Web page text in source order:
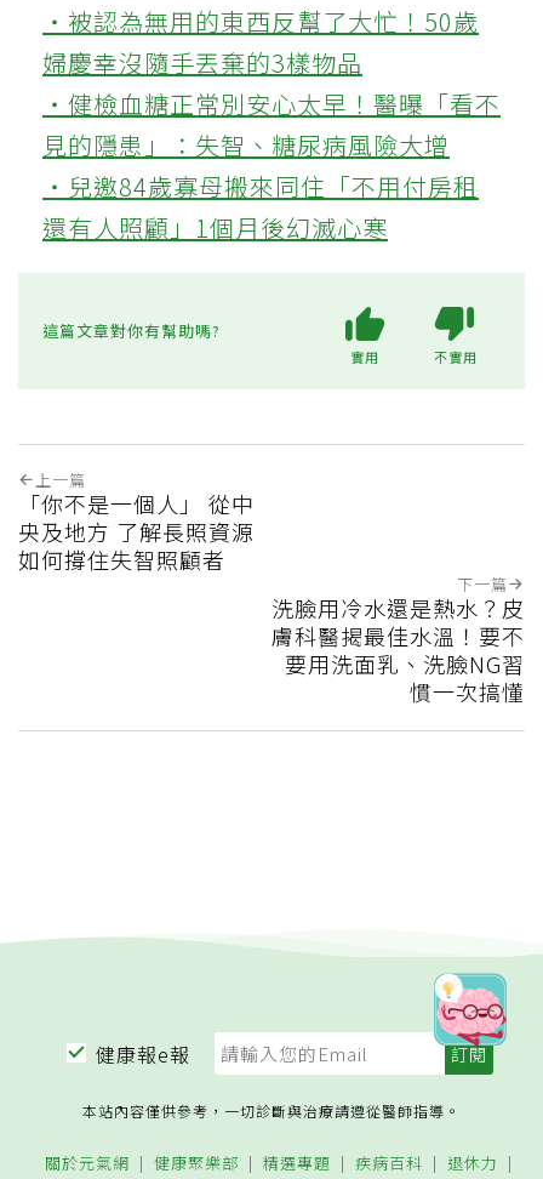
‧被認為無用的東西反幫了大忙！50歲
婦慶幸沒隨手丟棄的3樣物品
‧健檢血糖正常別安心太早！醫曝「看不
見的隱患」：失智、糖尿病風險大增
‧兒邀84歲寡母搬來同住「不用付房租
還有人照顧」1個月後幻滅心寒
這篇文章對你有幫助嗎?
實用 不實用
上一篇
「你不是一個人」 從中
央及地方 了解長照資源
如何撐住失智照顧者
下一篇
洗臉用冷水還是熱水？皮
膚科醫揭最佳水溫！要不
要用洗面乳、洗臉NG習
慣一次搞懂
健康報e報
本站內容僅供參考，一切診斷與治療請遵從醫師指導。
關於元氣網 健康聚樂部 精選專題 疾病百科 退休力